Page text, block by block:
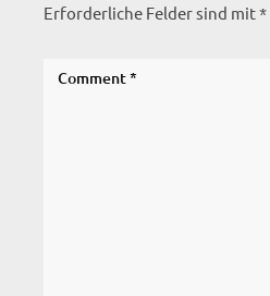
Erforderliche Felder sind mit*